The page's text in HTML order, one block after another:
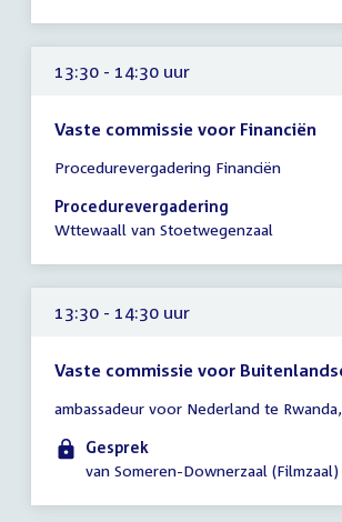
uur
13:30 - 14:30 uur
Vaste commissie voor Financiën
vergadering
13:30
-
uur
Procedurevergadering Financiën
Procedurevergadering
Wttewaall van Stoetwegenzaal
13:30 - 14:30 uur
Vaste commissie voor
vergadering
13:30
-
uur
ambassadeur voor Nederland te
Gesprek
van Someren-Downerzaal